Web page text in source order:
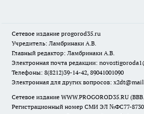
Сетевое издание progorod35.ru
Учредитель: Ламбринаки А.В.
Главный редактор: Ламбринаки А.В.
Электронная почта редакции:
Телефоны: 8(8212)39-14-42, 89041001090
Электронная для других вопросов:
Сетевое издание WWW.PROGOROD35.RU
Регистрационный номер СМИ ЭЛ №ФС77-